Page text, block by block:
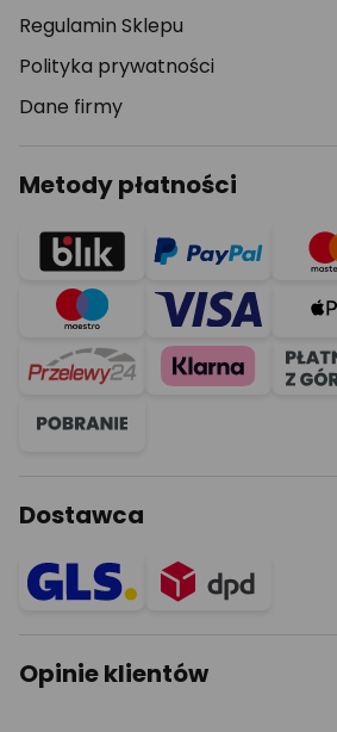
Regulamin Sklepu
Polityka prywatności
Dane firmy
Metody płatności
Dostawca
Opinie klientów